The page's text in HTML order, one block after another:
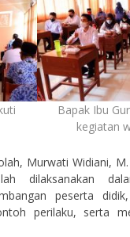
Bapak Ibu
kegiatan
Murwati Widiani,
dilaksanakan
peserta
perilaku, serta